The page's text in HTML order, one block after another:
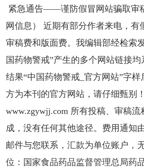
紧急通告——谨防假冒网站骗取审
网信息） 近期有部分作者来电，有
审稿费和版面费。我编辑部经检索
国药物警戒”产生的多个网站链接
结果“中国药物警戒_官方网站”字样
方为本刊的官方网站，请仔细甄别
www.zgywjj.com 所有投稿、审稿
成，没有任何其他途径。费用通知
邮件与您联系，汇款为单位账户，
位：国家食品药品监督管理总局药